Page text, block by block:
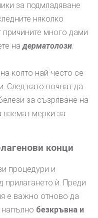
за подмладяване
няколко
много дами
надерматолози.
която най-често се
След като почнат да
за съзряване на
мерки за
конци
процедури и
прилагането ѝ. Преди
е важно отново да
напълно безкръвна и